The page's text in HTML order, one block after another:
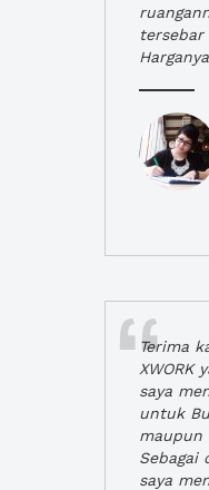
Terima
XWORK
saya
untuk
maupun
Sebagai
saya